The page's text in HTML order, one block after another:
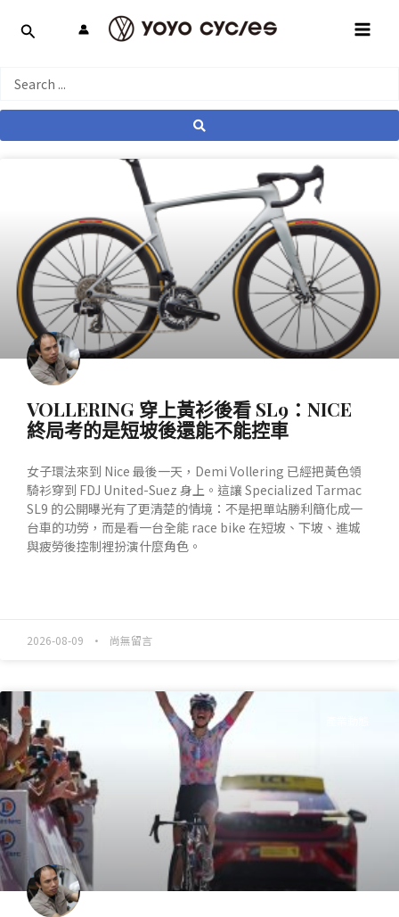
Search
VOLLERING 穿上黃衫後看 SL9：NICE
終局考的是短坡後還能不能控車
女子環法來到 Nice 最後一天，Demi Vollering 已經把黃色領
騎衫穿到 FDJ United-Suez 身上。這讓 Specialized Tarmac
SL9 的公開曝光有了更清楚的情境：不是把單站勝利簡化成一
台車的功勞，而是看一台全能 race bike 在短坡、下坡、進城
與疲勞後控制裡扮演什麼角色。
2026-08-09 尚無留言